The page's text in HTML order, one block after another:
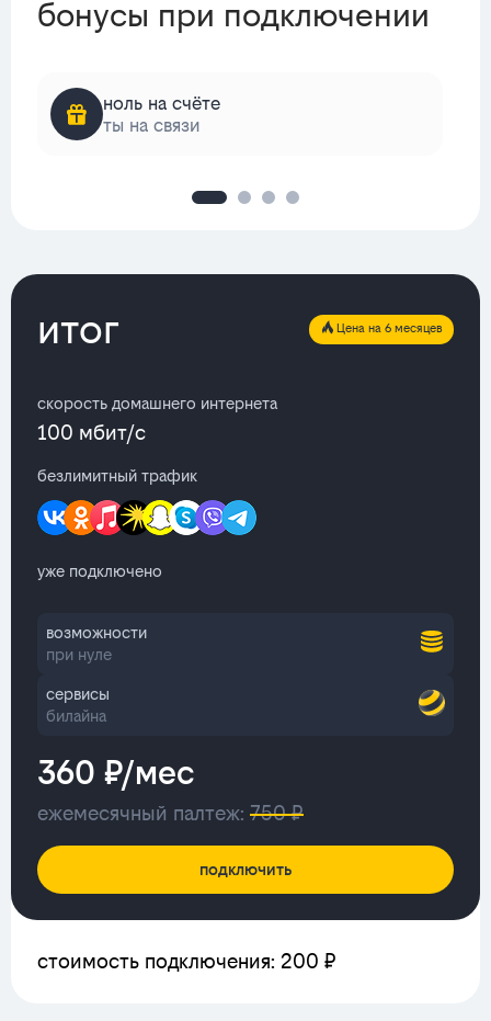
бонусы при подключении
ноль на счёте
ты на связи
итог Цена на 6 месяцев
скорость домашнего интернета
100 мбит/с
безлимитный трафик
уже подключено
возможности
при нуле
сервисы
билайна
360 ₽/мес
ежемесячный палтеж: 750 ₽
подключить
стоимость подключения: 200 ₽